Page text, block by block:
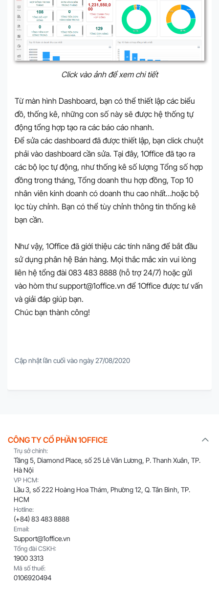
Click vào ảnh để xem chi tiết
Từ màn hình Dashboard, bạn có thể thiết lập các biểu
đồ, thống kê, những con số này sẽ được hệ thống tự
động tổng hợp tạo ra các báo cáo nhanh.
Để sửa các dashboard đã được thiết lập, bạn click chuột
phải vào dashboard cần sửa. Tại đây, 1Office đã tạo ra
các bộ lọc tự động, như thống kê số lượng Tổng số hợp
đồng trong tháng, Tổng doanh thu hợp đồng, Top 10
nhân viên kinh doanh có doanh thu cao nhất…hoặc bộ
lọc tùy chỉnh. Bạn có thể tùy chỉnh thông tin thống kê
bạn cần.
Như vậy, 1Office đã giới thiệu các tính năng để bắt đầu
sử dụng phân hệ Bán hàng. Mọi thắc mắc xin vui lòng
liên hệ tổng đài 083 483 8888 (hỗ trợ 24/7) hoặc gửi
vào hòm thư support@1office.vn để 1Office được tư vấn
và giải đáp giúp bạn.
Chúc bạn thành công!
Cập nhật lần cuối vào ngày 27/08/2020
CÔNG TY CỔ PHẦN 1OFFICE
Trụ sở chính:
Tầng 5, Diamond Place, số 25 Lê Văn Lương, P. Thanh Xuân, TP.
Hà Nội
VP HCM:
Lầu 3, số 222 Hoàng Hoa Thám, Phường 12, Q. Tân Bình, TP.
HCM
Hotline:
(+84) 83 483 8888
Email:
Support@1office.vn
Tổng đài CSKH:
1900 3313
Mã số thuế:
0106920494